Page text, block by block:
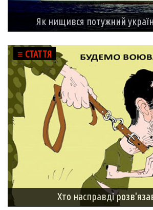
Як нищився потужний
≡ СТАТТЯ
Хто насправді